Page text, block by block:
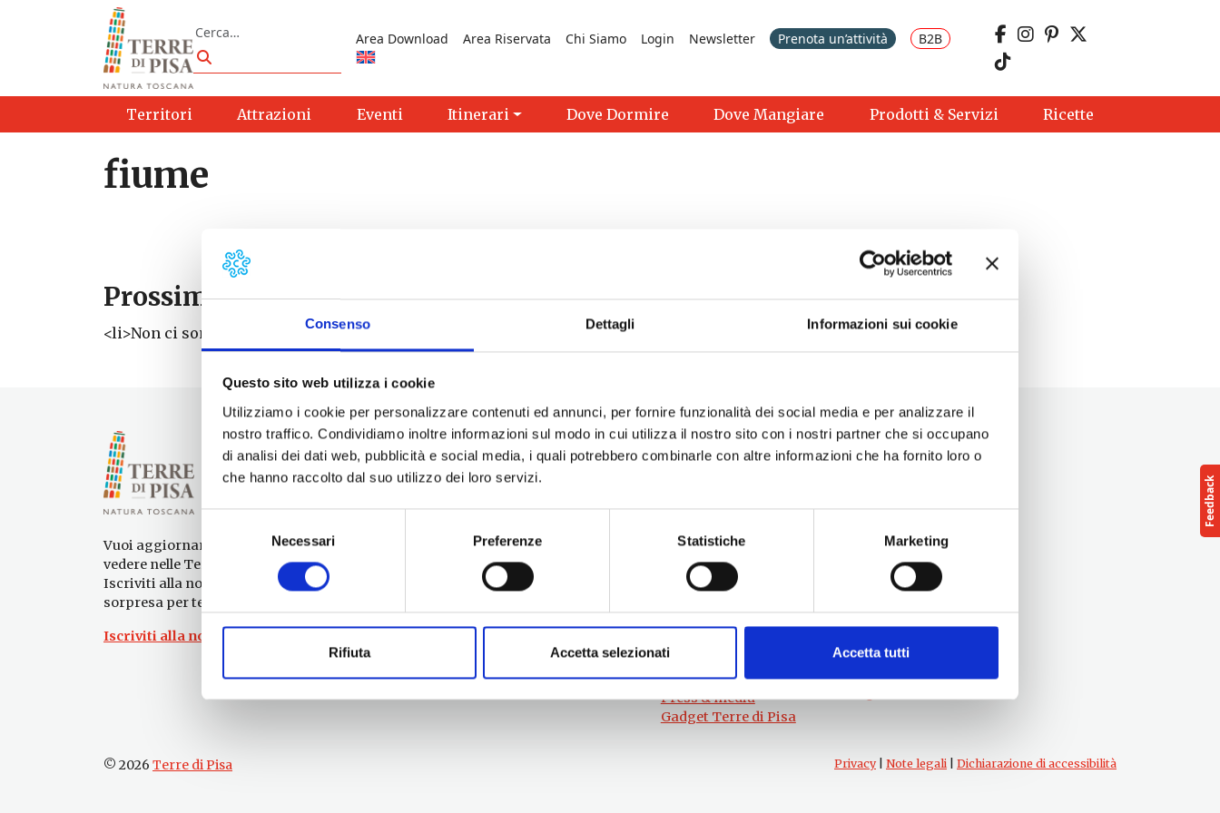
Consenso Dettagli Informazioni sui cookie
Questo sito web utilizza i cookie
Utilizziamo i cookie per personalizzare contenuti ed annunci, per fornire funzionalità dei social media e per analizzare il
nostro traffico. Condividiamo inoltre informazioni sul modo in cui utilizza il nostro sito con i nostri partner che si occupano
di analisi dei dati web, pubblicità e social media, i quali potrebbero combinarle con altre informazioni che ha fornito loro o
che hanno raccolto dal suo utilizzo dei loro servizi.
del
Necessari Preferenze Statistiche Marketing
Rifiuta Accetta selezionati Accetta tutti
Vai al contenuto
Cerca
Cerca
Area Download Area Riservata Chi Siamo Login Newsletter Prenota un’attività B2B
Territori Attrazioni Eventi Itinerari Dove Dormire Dove Mangiare Prodotti & Servizi Ricette
fiume
Prossimi eventi
<li>Non ci sono eventi con questo tag</li>
Vuoi aggiornamenti su cosa fare e cosa
vedere nelle Terre di Pisa?
Iscriviti alla nostra newsletter! Subito una
sorpresa per te!
Iscriviti alla nostra Newsletter!
Per informazioni
Servizio Promozione e Sviluppo delle
Ufficio Internazionalizzazione,
Turismo e Beni Culturali
turismo@tno.camcom.it
#lemieTerrediPisa
Esperienze
Territori
Prodotti e Servizi
Chi Siamo
Press & media
Gadget Terre di Pisa
Seguici su
© 2026 Terre di Pisa Privacy| Note legali Dichiarazione di accessibilità